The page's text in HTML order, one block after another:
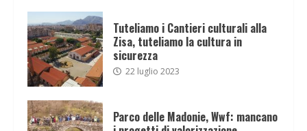
Tuteliamo i Cantieri culturali alla
Zisa, tuteliamo la cultura in
sicurezza
22 luglio 2023
Parco delle Madonie, Wwf: mancano